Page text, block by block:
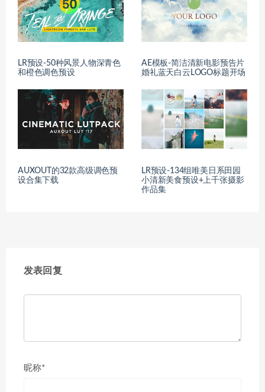
LR预设-50种风景人物深青色
和橙色调色预设
AE模板-简洁清新电影预告片
婚礼蓝天白云LOGO标题开场
AUXOUT的32款高级调色预
设合集下载
LR预设-134组唯美日系田园
小清新美食预设+上千张摄影
作品集
发表回复
昵称*